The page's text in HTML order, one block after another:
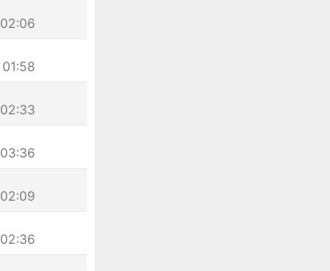
02:06
01:58
02:33
03:36
02:09
02:36